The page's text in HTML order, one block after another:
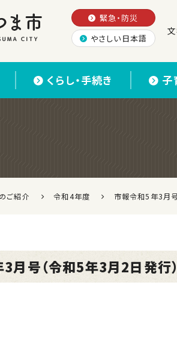
緊急・防災
やさしい日本語
くらし・手続き 子
ご紹介 令和4年度 市報令和5年3月
月号（令和5年3月2日発行）